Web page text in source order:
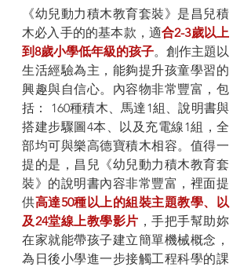
《幼兒動力積木教育套裝》是昌兒積
木必入手的的基本款，適合2-3歲以上
到8歲小學低年級的孩子。創作主題以
生活經驗為主，能夠提升孩童學習的
興趣與自信心。內容物非常豐富，包
括： 160種積木、馬達1組、說明書與
搭建步驟圖4本、以及充電線1組，全
部均可與樂高德寶積木相容。值得一
提的是，昌兒《幼兒動力積木教育套
裝》的說明書內容非常豐富，裡面提
供高達50種以上的組裝主題教學、以
及24堂線上教學影片 ，手把手幫助妳
在家就能帶孩子建立簡單機械概念，
為日後小學進一步接觸工程科學的課